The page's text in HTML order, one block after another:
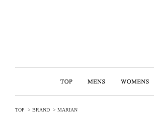
TOP > BRAND > MARIAN